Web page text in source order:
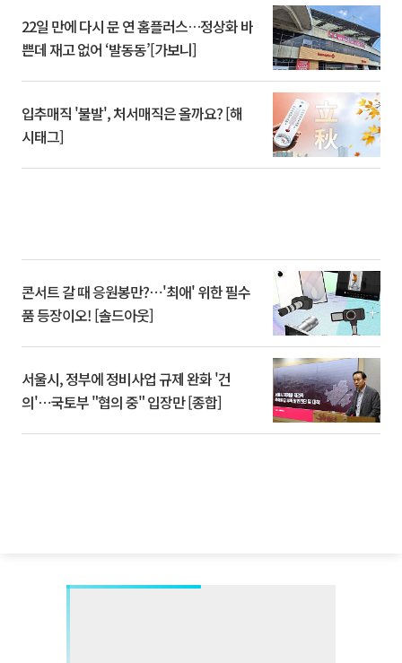
22일 만에 다시 문 연 홈플러스…정상화 바
쁜데 재고 없어 ‘발동동’[가보니]
입추매직 '불발', 처서매직은 올까요? [해
시태그]
콘서트 갈 때 응원봉만?⋯'최애' 위한 필수
품 등장이오! [솔드아웃]
서울시, 정부에 정비사업 규제 완화 '건
의'⋯국토부 "협의 중" 입장만 [종합]